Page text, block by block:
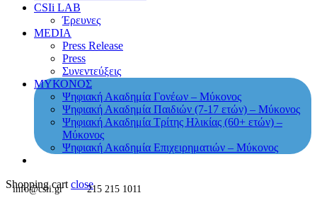
CSIi LAB
Έρευνες
MEDIA
Press Release
Press
Συνεντεύξεις
ΜΥΚΟΝΟΣ
Ψηφιακή Ακαδημία Γονέων – Μύκονος
Ψηφιακή Ακαδημία Παιδιών (7-17 ετών) – Μύκονος
Ψηφιακή Ακαδημία Τρίτης Ηλικίας (60+ ετών) –
Μύκονος
Ψηφιακή Ακαδημία Επιχειρηματιών – Μύκονος
Shopping cart close
info@csii.gr 215 215 1011